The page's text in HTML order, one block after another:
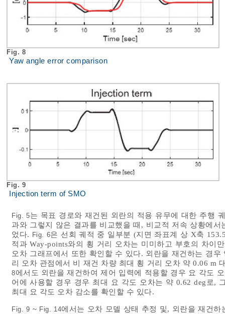
Fig. 8
Yaw angle error comparison
Fig. 9
Injection term of SMO
Fig. 5는 목표 경로와 재건된 외란의 적용 유무에 대한 주행
과와 그렇지 않은 결과를 비교했을 때, 비교적 저속 상황에
었다. Fig. 6은 선회 궤적 중 일부분 (지면 좌표계 상 X축
적과 Way-points와의 횡 거리 오차는 미미하고 부호의 차이
오차 그래프에서 또한 확인할 수 있다. 외란을 재건하는 경
리 오차 관점에서 비 재건 차량 최대 횡 거리 오차 약 0.06 m
8에서도 외란을 재건하여 제어 입력에 적용할 경우 요 각도
어에 사용할 경우 경우 최대 요 각도 오차는 약 0.62 deg로,
최대 요 각도 오차 감소를 확인할 수 있다.
Fig. 9 ~ Fig. 14에서는 오차 모델 상태 추정 및, 외란을 재건